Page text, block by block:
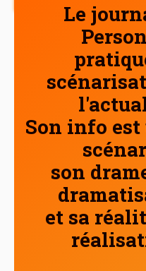
Le
Son info
son
et sa